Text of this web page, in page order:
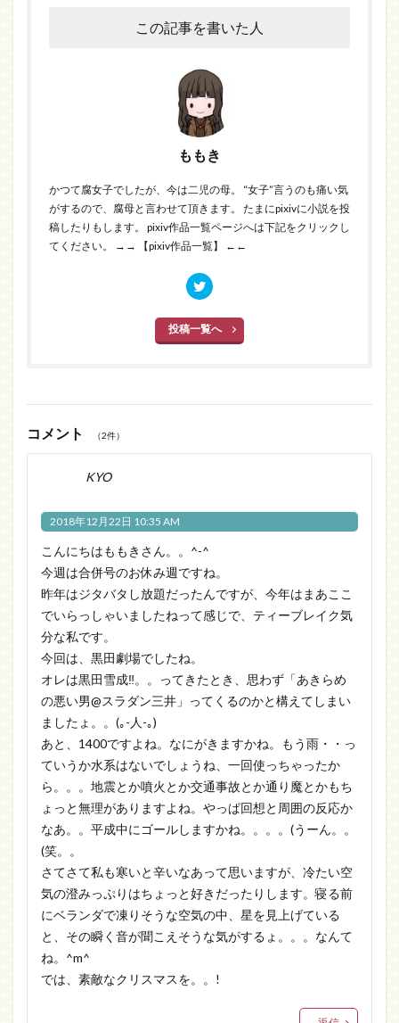
この記事を書いた人
ももき
かつて腐女子でしたが、今は二児の母。 “女子”言うのも痛い気
がするので、腐母と言わせて頂きます。 たまにpixivに小説を投
稿したりもします。 pixiv作品一覧ページへは下記をクリックし
てください。
→→ 【pixiv作品一覧】 ←←
投稿一覧へ
コメント （2件）
KYO
2018年12月22日 10:35 AM
こんにちはももきさん。。^-^
今週は合併号のお休み週ですね。
昨年はジタバタし放題だったんですが、今年はまあここ
でいらっしゃいましたねって感じで、ティーブレイク気
分な私です。
今回は、黒田劇場でしたね。
オレは黒田雪成‼。。ってきたとき、思わず「あきらめ
の悪い男@スラダン三井」ってくるのかと構えてしまい
ましたょ。。(｡-人-｡)
あと、1400ですよね。なにがきますかね。もう雨・・っ
ていうか水系はないでしょうね、一回使っちゃったか
ら。。。地震とか噴火とか交通事故とか通り魔とかもち
ょっと無理がありますよね。やっぱ回想と周囲の反応か
なあ。。平成中にゴールしますかね。。。。(うーん。。
(笑。。
さてさて私も寒いと辛いなあって思いますが、冷たい空
気の澄みっぷりはちょっと好きだったりします。寝る前
にベランダで凍りそうな空気の中、星を見上げている
と、その瞬く音が聞こえそうな気がするょ。。。なんて
ね。^m^
では、素敵なクリスマスを。。!